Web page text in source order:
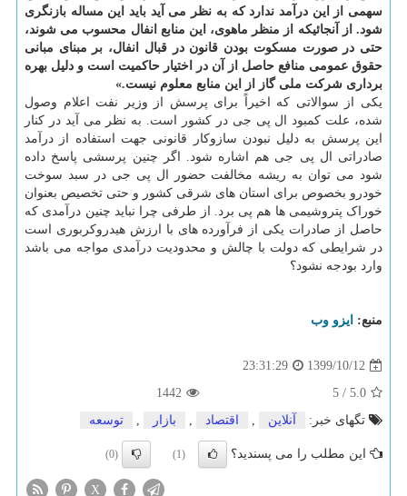
سهمی از این درآمد ندارد که به نظر می آید باید این مساله بازنگری
شود. از آنجائیکه از منظر ماهوی، این منابع انفال محسوب می شوند،
حتی در صورت مسکوت بودن قانون در قبال انفال، بر مبنای مبانی
حقوق عمومی منافع حاصل از آن در اختیار حاکمیت است و دلیل بهره
برداری شرکت ملی گاز از این منابع معلوم نیست.»
یکی از سوالاتی که اخیراً برای پرسش از وزیر نفت اعلام وصول
شده، علت کمبود ال پی جی در کشور است. به نظر می آید در کنار
این پرسش به دلیل نبودن سازوکار قانونی جهت استفاده از درآمد
صادراتی ال پی جی هم اشاره شود. اگر چنین پرسشی پاسخ داده
شود می توان به ریشه مخالفت حضور ال پی جی در سبد سوخت
خودرو بخصوص برای استان های شرقی کشور و حتی تخصیص بعنوان
خوراک پتروشیمی ها هم پی برد. از طرفی چرا نباید چنین درآمدی که
حاصل از صادرات یکی از فرآورده های با ارزش هیدروکربوری است
در شرایطی که دولت با چالش و محدودیت درآمدی مواجه می باشد
وارد بودجه نشود؟
منبع: ایزو وب
1399/10/12
23:31:29
5.0
/
5
1442
تگهای خبر:
آنلاین , اقتصاد , بازار , توسعه
این مطلب را می پسندید؟ (1)
(0)
X